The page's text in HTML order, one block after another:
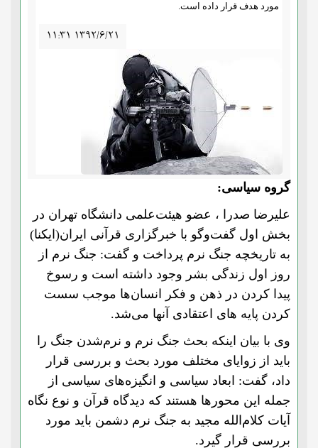
مورد هدف قرار داده است.
۱۱:۳۱ ۱۳۹۲/۶/۲۱
گروه سیاسی:
علیرضا صدرا ، عضو هیئت‌علمی دانشگاه تهران در
بخش اول گفت‌و‌گو با خبرگزاری قرآنی ایران(ایکنا)
به تاریخچه جنگ نرم پرداخت و گفت: جنگ نرم از
روز اول زندگی بشر وجود داشته است و رسوخ
پیدا کردن در ذهن و فکر انسان‌ها موجب سست
کردن پایه‌‌ های اعتقادی آنها می‌شد.
وی با بیان اینکه بحث جنگ نرم و نرم‌شدن جنگ را
باید از زوایای مختلف مورد بحث و بررسی قرار
داد، گفت: ابعاد سیاسی و انگیزه‌های سیاسی از
جمله این محورها هستند که دیدگاه قرآن و نوع نگاه
آیات کلام‌الله مجید به جنگ نرم دشمن باید مورد
بررسی قرار گیرد.